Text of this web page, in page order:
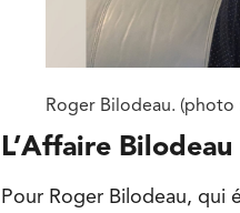
Roger Bilodeau. (photo
L’Affaire Bilodeau
Pour Roger Bilodeau, qui